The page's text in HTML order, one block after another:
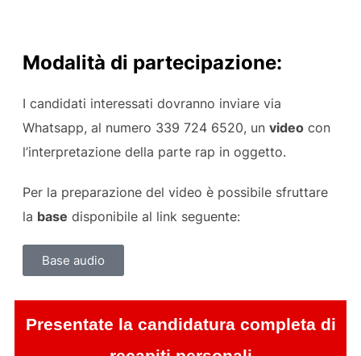
Modalità di partecipazione:
I candidati interessati dovranno inviare via
Whatsapp, al numero 339 724 6520, un videocon
l’interpretazione della parte rap in oggetto.
Per la preparazione del video è possibile sfruttare
la base disponibile al link seguente:
Base audio
Presentate la candidatura completa di